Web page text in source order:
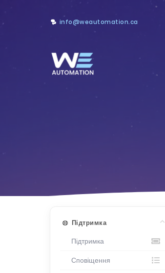
info@weautomation.ca
Підтримка
Підтримка
Сповіщення